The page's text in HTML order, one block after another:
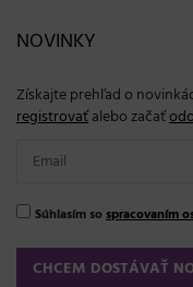
NOVINKY
Získajte prehľad o
registrovaťalebo začať
Súhlasím so spracovaním